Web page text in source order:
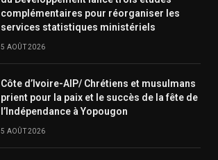
complémentaires pour réorganiser les
services statistiques ministériels
5 AOÛT 2026
Côte d’Ivoire-AIP/ Chrétiens et musulmans
prient pour la paix et le succès de la fête de
l’Indépendance à Yopougon
5 AOÛT 2026